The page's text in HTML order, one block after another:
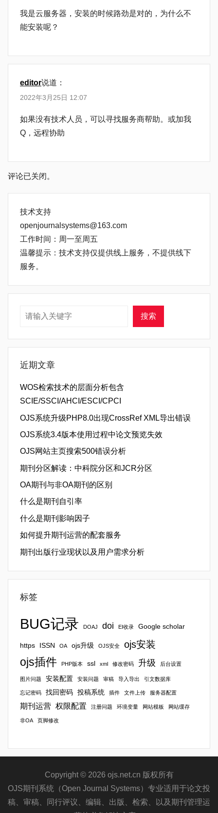
我是云服务器，安装的时候路劲是对的，为什么不
能安装呢？
editor说道：
2022年3月25日 12:07
如果没有技术人员，可以寻找服务商帮助。或加我
Q，远程协助
评论已关闭。
技术支持
openjournalsystems@163.com
工作时间：周一至周五
温馨提示：技术支持仅提供线上服务，不提供线下
服务。
搜索
搜索
近期文章
WOS检索技术的层面分析包含
SCIE/SSCI/AHCI/ESCI/CPCI
OJS系统升级PHP8.0出现CrossRef XML导出错误
OJS系统3.4版本使用过程中论文预览失效
OJS网站主页搜索500错误分析
期刊分区解读：中科院分区和JCR分区
OA期刊与非OA期刊的区别
什么是期刊自引率
什么是期刊影响因子
如何提升期刊运营的配套服务
期刊出版行业现状以及用户需求分析
标签
BUG记录 DOAJ doi EI收录 Google scholar
https ISSN OA ojs升级 OJS安全 ojs安装
ojs插件 PHP版本 ssl xml 修改密码 升级 后台设置
图片问题 安装配置 安装问题 审稿 导入导出 引文数据库
忘记密码 找回密码 投稿系统 插件 文件上传 服务器配置
期刊运营 权限配置 注册问题 环境变量 网站模板 网站缓存
非OA 页脚修改
Copyright © 2026 ojs.net.cn 版权所有
OJS期刊系统（Open Journal Systems）专业适用于论文投
稿、审稿、同行评议、编辑、出版、检索、以及期刊管理运